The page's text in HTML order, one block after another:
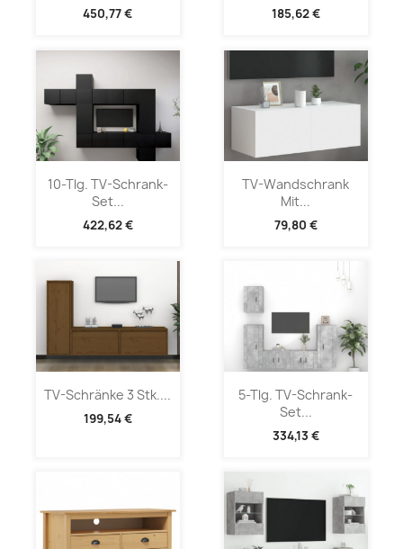
450,77 € 185,62 €
10-Tlg. TV-Schrank-
Set...
422,62 €
TV-Wandschrank
Mit...
79,80 €
TV-Schränke 3 Stk....
199,54 €
5-Tlg. TV-Schrank-
Set...
334,13 €